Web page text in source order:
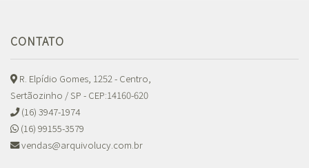
CONTATO
R. Elpídio Gomes, 1252 - Centro,
Sertãozinho / SP - CEP:14160-620
(16) 3947-1974
(16) 99155-3579
vendas@arquivolucy.com.br